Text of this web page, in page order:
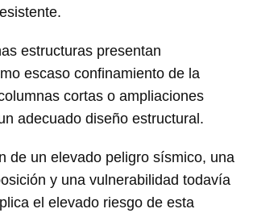
como favorito, primero has de
tu cuenta de 14ymedio.
SESIÓN CANCELAR
estructuras presentan
escaso confinamiento de la
cortas o ampliaciones
adecuado diseño estructural.
de un elevado peligro sísmico, una
y una vulnerabilidad todavía
el elevado riesgo de esta